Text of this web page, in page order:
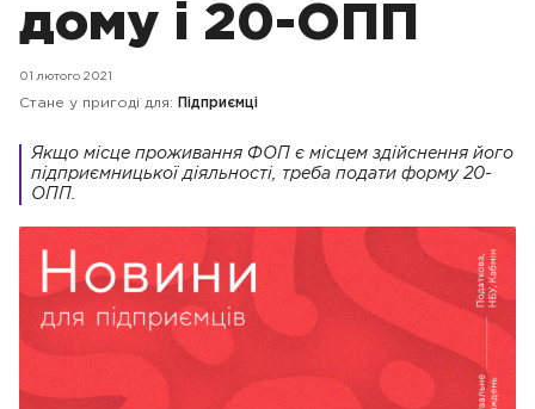
дому і 20-ОПП
01 лютого 2021
Стане у пригоді для: Підприємці
Якщо місце проживання ФОП є місцем здійснення його
підприємницької діяльності, треба подати форму 20-
ОПП.